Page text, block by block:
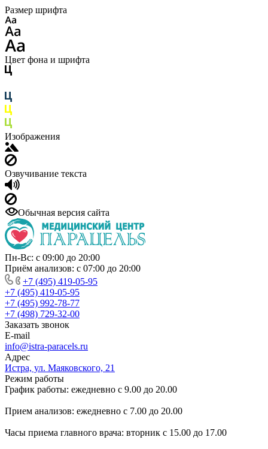
Размер шрифта
Цвет фона и шрифта
Изображения
Озвучивание текста
Обычная версия сайта
Пн-Вс: с 09:00 до 20:00
Приём анализов: с 07:00 до 20:00
+7 (495) 419-05-95
+7 (495) 419-05-95
+7 (495) 992-78-77
+7 (498) 729-32-00
Заказать звонок
E-mail
info@istra-paracels.ru
Адрес
Истра, ул. Маяковского, 21
Режим работы
График работы: ежедневно с 9.00 до 20.00
Прием анализов: ежедневно с 7.00 до 20.00
Часы приема главного врача: вторник с 15.00 до 17.00